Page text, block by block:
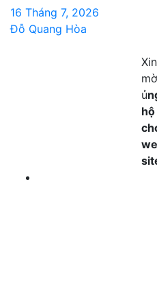
16 Tháng 7, 2026
Đỗ Quang Hòa
Xin
ủ
hộ